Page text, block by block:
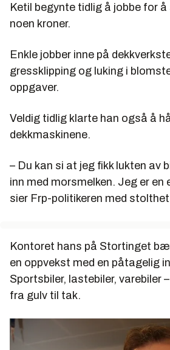
Ketil begynte tidlig å jobbe for å
noen kroner.
Enkle jobber inne på
gressklipping og luking i
oppgaver.
Veldig tidlig klarte han også å
dekkmaskinene.
– Du kan si at jeg fikk lukten av
inn med morsmelken. Jeg er en
sier Frp-politikeren med
Kontoret hans på Stortinget
en oppvekst med en påtagelig
Sportsbiler, lastebiler, varebiler
fra gulv til tak.